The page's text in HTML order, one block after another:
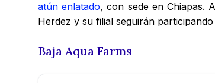
atún enlatado, con sede en Chiapas.
Herdez y su filial seguirán participando
Baja Aqua Farms